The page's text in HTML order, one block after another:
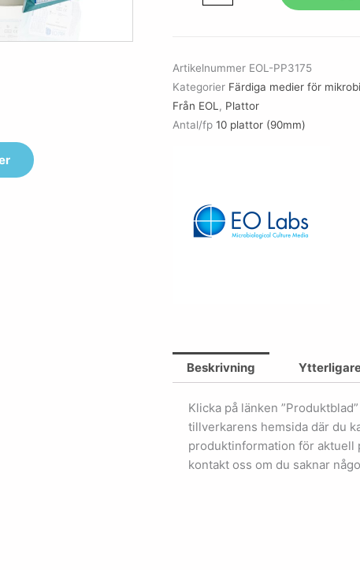
Glucose
and
Methylene
Blue
Artikelnummer EOL-PP3175
Kategorier Färdiga medier för
Från EOL , Plattor
Antal/fp 10 plattor (90mm)
Beskrivning
Klicka på länken
tillverkarens hemsida där du
produktinformation för aktuell
kontakt oss om du saknar